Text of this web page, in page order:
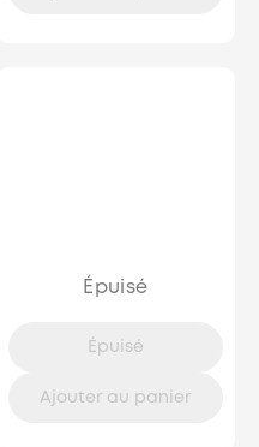
Épuisé
Épuisé
Ajouter au panier